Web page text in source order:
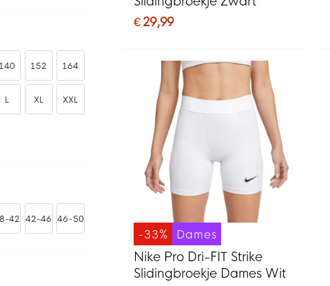
€ 29,99
-33% Dames
Nike Pro Dri-FIT Strike
Slidingbroekje Dames Wit
140 152 164
L XL XXL
42 42-46 46-50